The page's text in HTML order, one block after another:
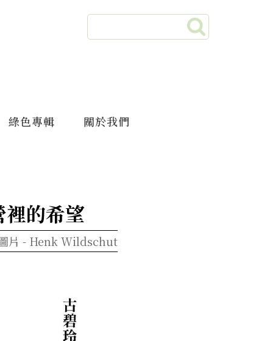
綠色專輯 關於我們
裡的希望
片 - Henk Wildschut